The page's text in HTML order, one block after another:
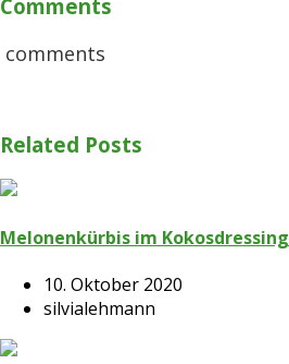
Comments
comments
Related Posts
Melonenkürbis im Kokosdressing
10. Oktober 2020
silvialehmann